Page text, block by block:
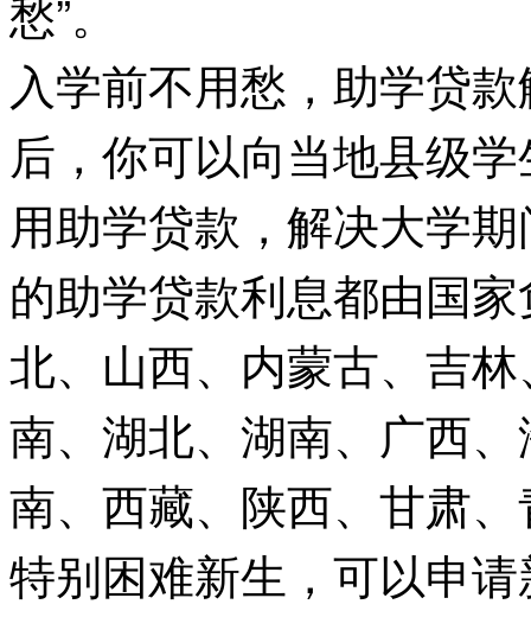
入学前不用愁，助学贷
后，你可以向当地县级
用助学贷款，解决大学
的助学贷款利息都由国
北、山西、内蒙古、吉
南、湖北、湖南、广西
南、西藏、陕西、甘肃
特别困难新生，可以申